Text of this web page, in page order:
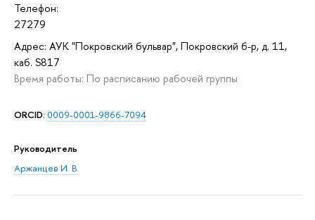
Телефон:
27279
Адрес: АУК "Покровский бульвар", Покровский б-р, д. 11,
каб. S817
Время работы: По расписанию рабочей группы
ORCID: 0009-0001-9866-7094
Руководитель
Аржанцев И. В.